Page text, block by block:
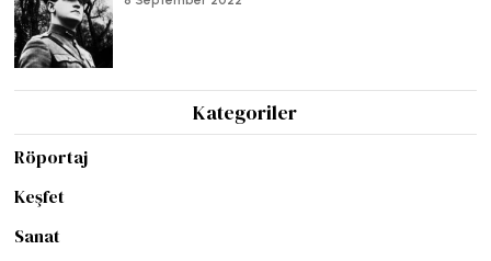
Kategoriler
Röportaj
Keşfet
Sanat